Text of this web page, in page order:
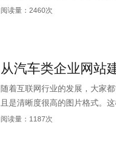
建设之后的网络推广打底如何去
阅读量：2460次
从汽车类企业网站
随着互联网行业的发展，大家
且是清晰度很高的图片格式。
家其实图片太多的网站并不利
阅读量：1187次